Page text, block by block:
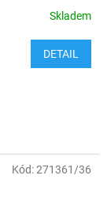
Skladem
DETAIL
Kód:271361/36